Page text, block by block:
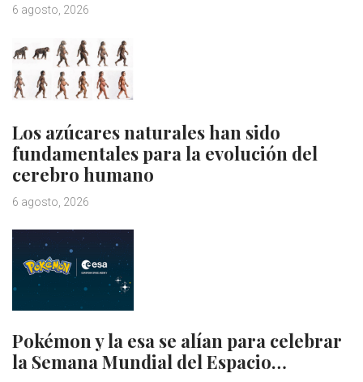
6 agosto, 2026
Los azúcares naturales han sido
fundamentales para la evolución del
cerebro humano
6 agosto, 2026
Pokémon y la esa se alían para celebrar
la Semana Mundial del Espacio…